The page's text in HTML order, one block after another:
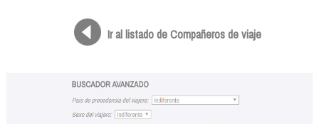
Ir al listado de Compañeros de viaje